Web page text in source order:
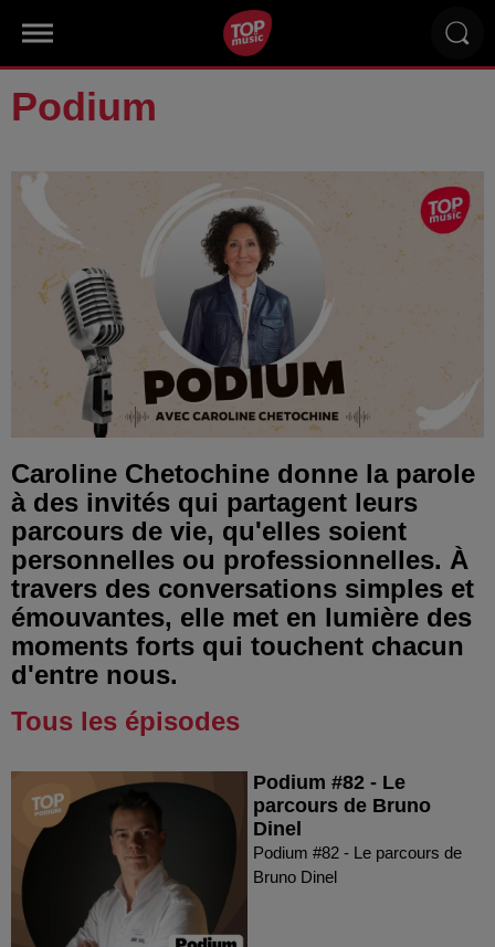
Podium
Caroline Chetochine donne la parole
à des invités qui partagent leurs
parcours de vie, qu'elles soient
personnelles ou professionnelles. À
travers des conversations simples et
émouvantes, elle met en lumière des
moments forts qui touchent chacun
d'entre nous.
Tous les épisodes
Podium #82 - Le
parcours de Bruno
Dinel
Podium #82 - Le parcours de
Bruno Dinel